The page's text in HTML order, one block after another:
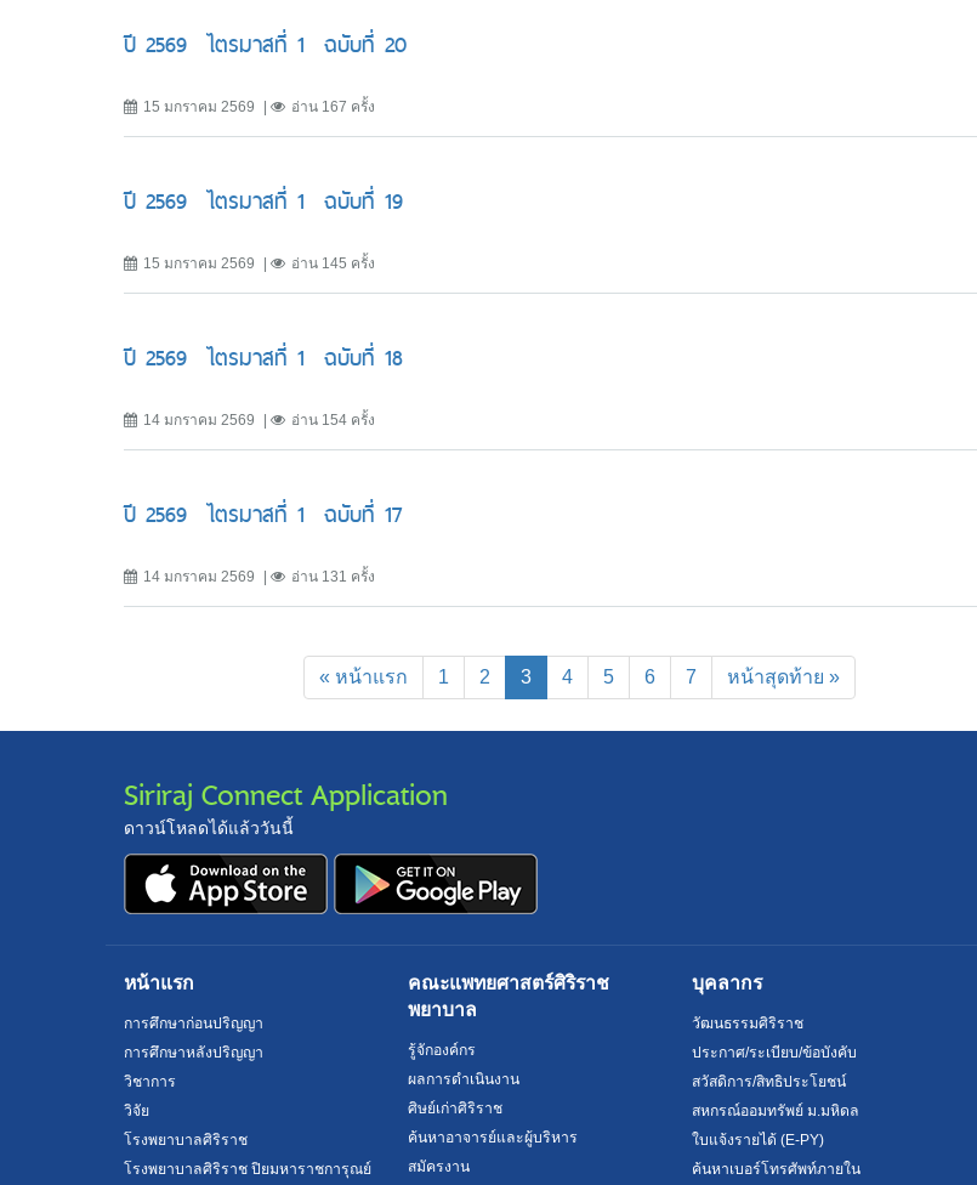
ปี 2569 ไตรมาสที่ 1 ฉบับที่ 20
15 มกราคม 2569 อ่าน 167 ครั้ง
ปี 2569 ไตรมาสที่ 1 ฉบับที่ 19
15 มกราคม 2569 อ่าน 145 ครั้ง
ปี 2569 ไตรมาสที่ 1 ฉบับที่ 18
14 มกราคม 2569 อ่าน 154 ครั้ง
ปี 2569 ไตรมาสที่ 1 ฉบับที่ 17
14 มกราคม 2569 อ่าน 131 ครั้ง
« หน้าแรก 1 2 3(current)
4 5 6 7 หน้าสุดท้าย »
Siriraj Connect Application
ดาวน์โหลดได้แล้ววันนี้
หน้าแรก
การศึกษาก่อนปริญญา
การศึกษาหลังปริญญา
วิชาการ
วิจัย
โรงพยาบาลศิริราช
โรงพยาบาลศิริราช ปิยมหาราชการุณย์
คณะแพทยศาสตร์ศิริราช
พยาบาล
รู้จักองค์กร
ผลการดำเนินงาน
ศิษย์เก่าศิริราช
ค้นหาอาจารย์และผู้บริหาร
สมัครงาน
บุคลากร
วัฒนธรรมศิริราช
ประกาศ/ระเบียบ/ข้อบังคับ
สวัสดิการ/สิทธิประโยชน์
สหกรณ์ออมทรัพย์ ม.มหิดล
ใบแจ้งรายได้ (E-PY)
ค้นหาเบอร์โทรศัพท์ภายใน